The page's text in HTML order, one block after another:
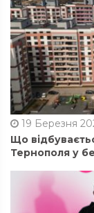
19 Березня
Що
Тернополя у